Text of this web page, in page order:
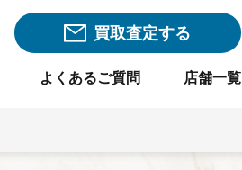
買取査定する
よくあるご質問 店舗一覧